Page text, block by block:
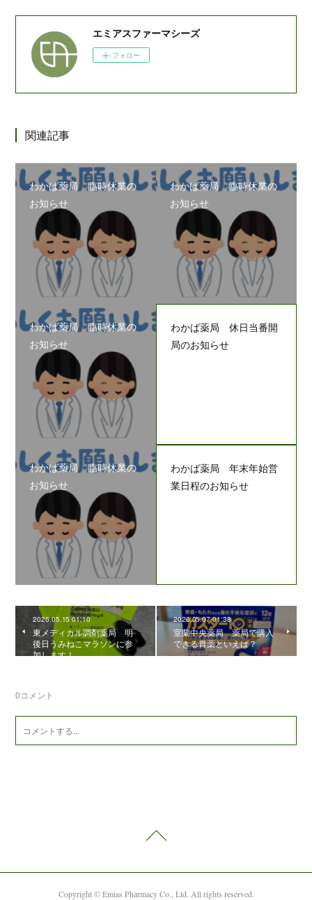
エミアスファーマシーズ
フォロー
関連記事
わかば薬局 臨時休業の
お知らせ
わかば薬局 臨時休業の
お知らせ
わかば薬局 臨時休業の
お知らせ
わかば薬局 休日当番開
局のお知らせ
わかば薬局 臨時休業の
お知らせ
わかば薬局 年末年始営
業日程のお知らせ
2026.05.15 01:10
東メディカル調剤薬局 明
後日うみねこマラソンに参
加します！
2026.05.07 01:38
室蘭中央薬局 薬局で購入
できる胃薬といえば？
0コメント
Copyright © Emias Pharmacy Co., Ltd. All rights reserved.